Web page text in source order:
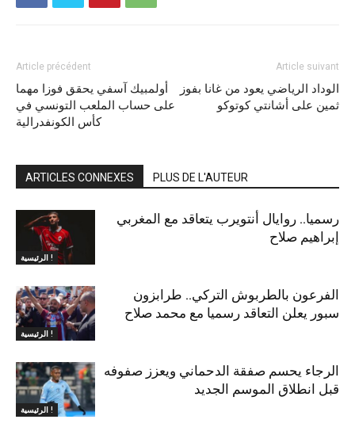
Article précédent
أولمبيك آسفي يحقق فوزا مهما
على حساب الملعب التونسي في
كأس الكونفدرالية
Article suivant
الوداد الرياضي يعود من غانا بفوز
ثمين على أشانتي كوتوكو
ARTICLES CONNEXES PLUS DE L'AUTEUR
الرئيسية !
رسميا.. روايال أنتويرب يتعاقد مع المغربي
إبراهيم صلاح
الرئيسية !
الفرعون بالطربوش التركي.. طرابزون
سبور يعلن التعاقد رسميا مع محمد صلاح
الرئيسية !
الرجاء يحسم صفقة الدحماني ويعزز صفوفه
قبل انطلاق الموسم الجديد